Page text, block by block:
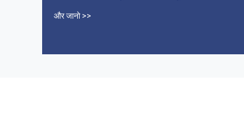
उत्तरी ...
और जानो >>